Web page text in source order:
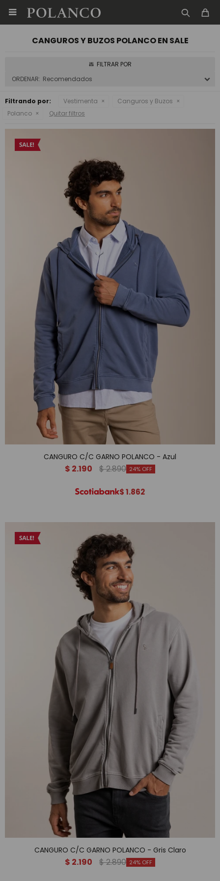

CANGUROS Y BUZOS POLANCO EN SALE
Recomendados
Filtrando por: Vestimenta
Canguros y Buzos
Polanco
Quitar filtros
CANGURO C/C GARNO POLANCO - Azul
$ 2.190 $2.890 24
$1.862
CANGURO C/C GARNO POLANCO - Gris Claro
$ 2.190 $2.890 24